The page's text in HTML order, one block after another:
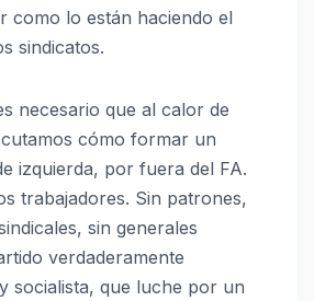
como lo están haciendo el
sindicatos.
necesario que al calor de
cómo formar un
izquierda, por fuera del FA.
trabajadores. Sin patrones,
sin generales
verdaderamente
socialista, que luche por un